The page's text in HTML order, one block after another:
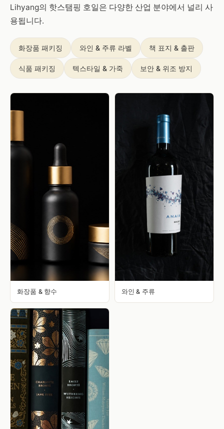
Lihyang의 핫스탬핑 호일은 다양한 산업 분야에서 널리 사
용됩니다.
화장품 패키징 와인 & 주류 라벨 책 표지 & 출판
식품 패키징 텍스타일 & 가죽 보안 & 위조 방지
화장품 & 향수 와인 & 주류